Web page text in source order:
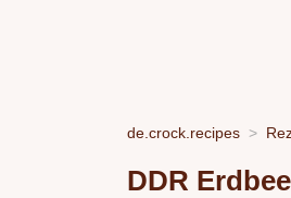
de.crock.recipes
DDR